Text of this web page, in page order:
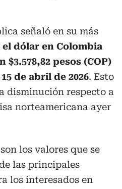
señaló en su más
el dólar en Colombia
pesos (COP)
de abril de 2026. Esto
disminución respecto a
norteamericana ayer
los valores que se
las principales
los interesados en